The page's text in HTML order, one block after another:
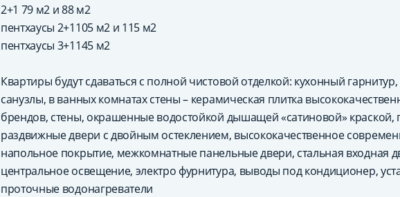
2+1 79 м2 и 88 м2
пентхаусы 2+1105 м2 и 115 м2
пентхаусы 3+1145 м2
Квартиры будут сдаваться с полной чистовой отделкой: кухонный
санузлы, в ванных комнатах стены – керамическая плитка
брендов, стены, окрашенные водостойкой дышащей «сатиновой» краской,
раздвижные двери с двойным остеклением, высококачественное
напольное покрытие, межкомнатные панельные двери, стальная входная
центральное освещение, электро фурнитура, выводы под кондиционер,
проточные водонагреватели